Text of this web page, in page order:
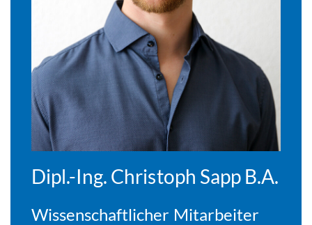
Dipl.-Ing. Christoph Sapp B.A.
Wissenschaftlicher Mitarbeiter